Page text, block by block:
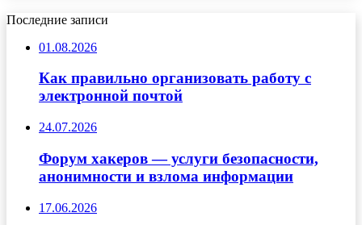
Последние записи
01.08.2026
Как правильно организовать работу с
электронной почтой
24.07.2026
Форум хакеров — услуги безопасности,
анонимности и взлома информации
17.06.2026